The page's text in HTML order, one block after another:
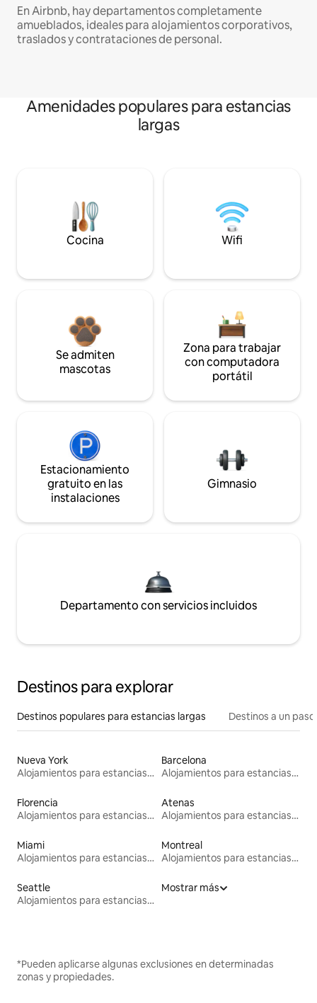
En Airbnb, hay departamentos completamente
amueblados, ideales para alojamientos corporativos,
traslados y contrataciones de personal.
Amenidades populares para estancias
largas
Cocina Wifi
Se admiten
mascotas
Zona para trabajar
con computadora
portátil
Estacionamiento
gratuito en las
instalaciones
Gimnasio
Departamento con servicios incluidos
Destinos para explorar
Destinos populares para estancias largas Destinos a un
Nueva York
Alojamientos para estancias largas
Barcelona
Alojamientos para estancias largas
Florencia
Alojamientos para estancias largas
Atenas
Alojamientos para estancias largas
Miami
Alojamientos para estancias largas
Montreal
Alojamientos para estancias largas
Seattle
Alojamientos para estancias largas
Mostrar más
*Pueden aplicarse algunas exclusiones en determinadas
zonas y propiedades.